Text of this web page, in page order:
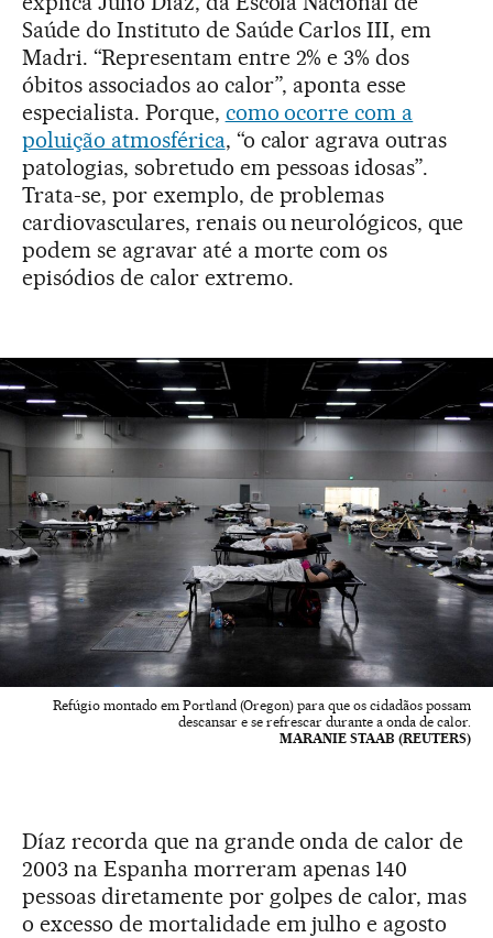
Saúde do Instituto de Saúde Carlos III, em
Madri. “Representam entre 2% e 3% dos
óbitos associados ao calor”, aponta esse
especialista. Porque, como ocorre com a
poluição atmosférica, “o calor agrava outras
patologias, sobretudo em pessoas idosas”.
Trata-se, por exemplo, de problemas
cardiovasculares, renais ou neurológicos, que
podem se agravar até a morte com os
episódios de calor extremo.
Refúgio montado em Portland (Oregon) para que os cidadãos possam
descansar e se refrescar durante a onda de calor.
MARANIE STAAB (REUTERS)
Díaz recorda que na grande onda de calor de
2003 na Espanha morreram apenas 140
pessoas diretamente por golpes de calor, mas
o excesso de mortalidade em julho e agosto